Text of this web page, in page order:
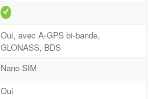
Oui, avec A-GPS bi-bande,
GLONASS, BDS
Nano SIM
Oui